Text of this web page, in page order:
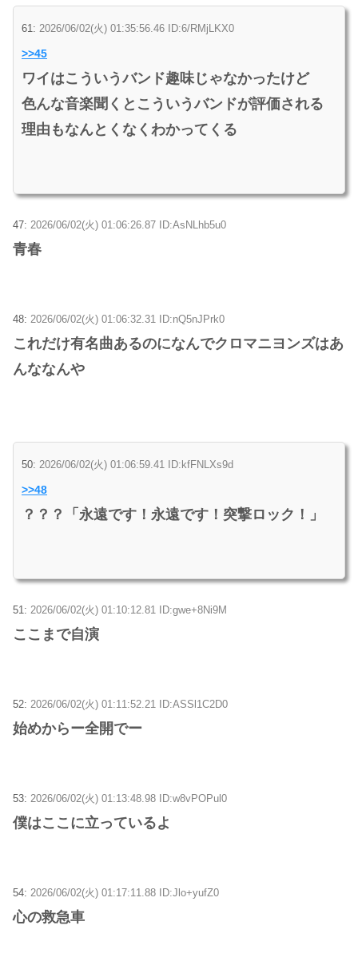
61: 2026/06/02(火) 01:35:56.46 ID:6/RMjLKX0
>>45
ワイはこういうバンド趣味じゃなかったけど
色んな音楽聞くとこういうバンドが評価される
理由もなんとくなくわかってくる
47: 2026/06/02(火) 01:06:26.87 ID:AsNLhb5u0
青春
48: 2026/06/02(火) 01:06:32.31 ID:nQ5nJPrk0
これだけ有名曲あるのになんでクロマニヨンズはあ
んななんや
50: 2026/06/02(火) 01:06:59.41 ID:kfFNLXs9d
>>48
？？？「永遠です！永遠です！突撃ロック！」
51: 2026/06/02(火) 01:10:12.81 ID:gwe+8Ni9M
ここまで自演
52: 2026/06/02(火) 01:11:52.21 ID:ASSl1C2D0
始めからー全開でー
53: 2026/06/02(火) 01:13:48.98 ID:w8vPOPul0
僕はここに立っているよ
54: 2026/06/02(火) 01:17:11.88 ID:Jlo+yufZ0
心の救急車